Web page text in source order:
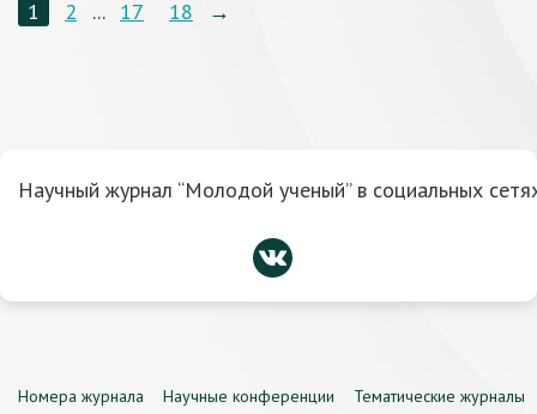
1 2 ... 17 18 →
Научный журнал “Молодой ученый” в социальных
Номера журнала Научные конференции Тематические журналы